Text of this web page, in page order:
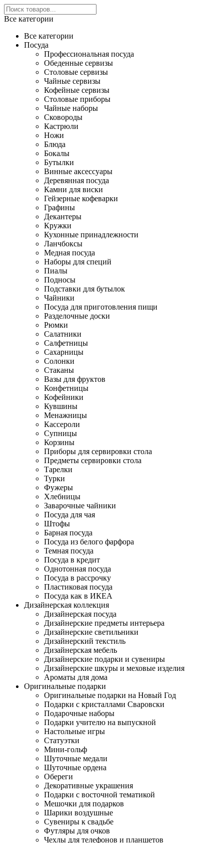
Все категории
Все категории
Посуда
Профессиональная посуда
Обеденные сервизы
Столовые сервизы
Чайные сервизы
Кофейные сервизы
Столовые приборы
Чайные наборы
Сковороды
Кастрюли
Ножи
Блюда
Бокалы
Бутылки
Винные аксессуары
Деревянная посуда
Камни для виски
Гейзерные кофеварки
Графины
Декантеры
Кружки
Кухонные принадлежности
Ланчбоксы
Медная посуда
Наборы для специй
Пиалы
Подносы
Подставки для бутылок
Чайники
Посуда для приготовления пищи
Разделочные доски
Рюмки
Салатники
Салфетницы
Сахарницы
Солонки
Стаканы
Вазы для фруктов
Конфетницы
Кофейники
Кувшины
Менажницы
Кассероли
Супницы
Корзины
Приборы для сервировки стола
Предметы сервировки стола
Тарелки
Турки
Фужеры
Хлебницы
Заварочные чайники
Посуда для чая
Штофы
Барная посуда
Посуда из белого фарфора
Темная посуда
Посуда в кредит
Однотонная посуда
Посуда в рассрочку
Пластиковая посуда
Посуда как в ИКЕА
Дизайнерская коллекция
Дизайнерская посуда
Дизайнерские предметы интерьера
Дизайнерские светильники
Дизайнерский текстиль
Дизайнерская мебель
Дизайнерские подарки и сувениры
Дизайнерские шкуры и меховые изделия
Ароматы для дома
Оригинальные подарки
Оригинальные подарки на Новый Год
Подарки с кристаллами Сваровски
Подарочные наборы
Подарки учителю на выпускной
Настольные игры
Статуэтки
Мини-гольф
Шуточные медали
Шуточные ордена
Обереги
Декоративные украшения
Подарки с восточной тематикой
Мешочки для подарков
Шарики воздушные
Сувениры к свадьбе
Футляры для очков
Чехлы для телефонов и планшетов